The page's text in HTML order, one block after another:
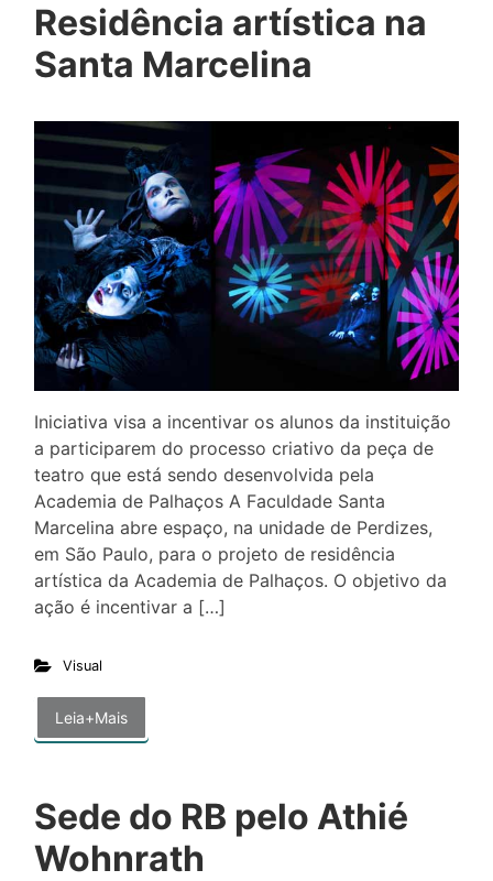
Residência artística na
Santa Marcelina
Iniciativa visa a incentivar os alunos da instituição
a participarem do processo criativo da peça de
teatro que está sendo desenvolvida pela
Academia de Palhaços A Faculdade Santa
Marcelina abre espaço, na unidade de Perdizes,
em São Paulo, para o projeto de residência
artística da Academia de Palhaços. O objetivo da
ação é incentivar a […]
Visual
Leia+Mais
Sede do RB pelo Athié
Wohnrath